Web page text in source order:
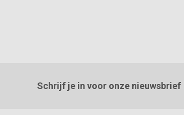
Schrijf je in voor onze nieuwsbrief